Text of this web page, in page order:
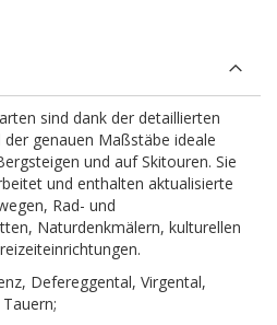
sind dank der detaillierten
genauen Maßstäbe ideale
und auf Skitouren. Sie
und enthalten aktualisierte
Rad- und
Naturdenkmälern, kulturellen
Defereggental, Virgental,